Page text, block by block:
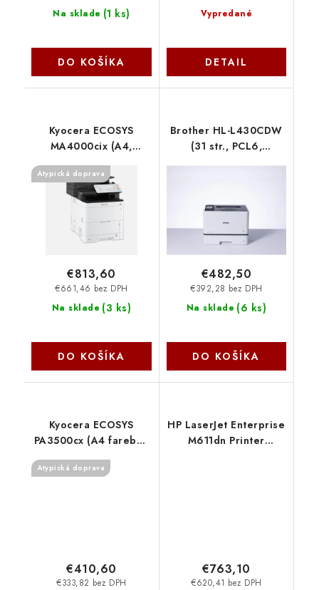
Na sklade (1 ks)
DO KOŠÍKA
Vypredané
DETAIL
Kyocera ECOSYS
MA4000cix (A4,
tlač/kopírovanie/skenovanie,
HyPAS, duplex, RADF,
USB, LAN, 40ppm)
1102Z43NL0
Atypická doprava
Na sklade (3 ks)
€661,46 bez DPH
€813,60
DO KOŠÍKA
Brother HL-L430CDW
(31 str., PCL6,
Na sklade (6 ks)
€392,28 bez DPH
€482,50
DO KOŠÍKA
Kyocera ECOSYS
PA3500cx (A4 farebná
laserová tlačiareň,
duplex, USB, LAN,
Atypická doprava
€333,82 bez DPH
€410,60
HP LaserJet Enterprise
M611dn Printer
€620,41 bez DPH
€763,10